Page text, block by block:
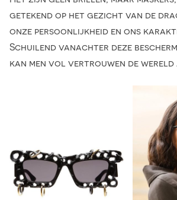
getekend op het gezicht van de
onze persoonlijkheid en ons
Schuilend vanachter deze
kan men vol vertrouwen de wereld